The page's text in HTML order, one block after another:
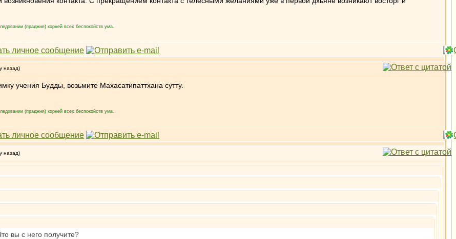
(праджня) корней всех беспокойств ума.
назад)
учения Будды, возьмите Махасатипаттхана сутту.
(праджня) корней всех беспокойств ума.
назад)
вы с него получите?